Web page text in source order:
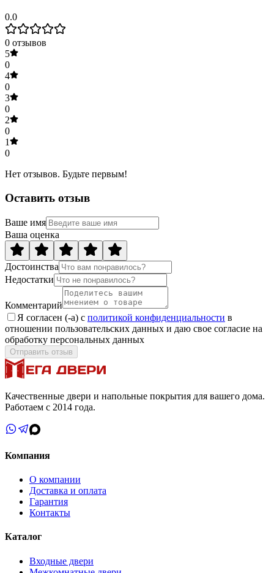
0.0
0 отзывов
5
0
4
0
3
0
2
0
1
0
Нет отзывов. Будьте первым!
Оставить отзыв
Ваше имя
Ваша оценка
Достоинства
Недостатки
Комментарий
Я согласен (-а) с политикой конфиденциальности в
отношении пользовательских данных и даю свое согласие на
обработку персональных данных
Отправить отзыв
Качественные двери и напольные покрытия для вашего дома.
Работаем с 2014 года.
Компания
О компании
Доставка и оплата
Гарантия
Контакты
Каталог
Входные двери